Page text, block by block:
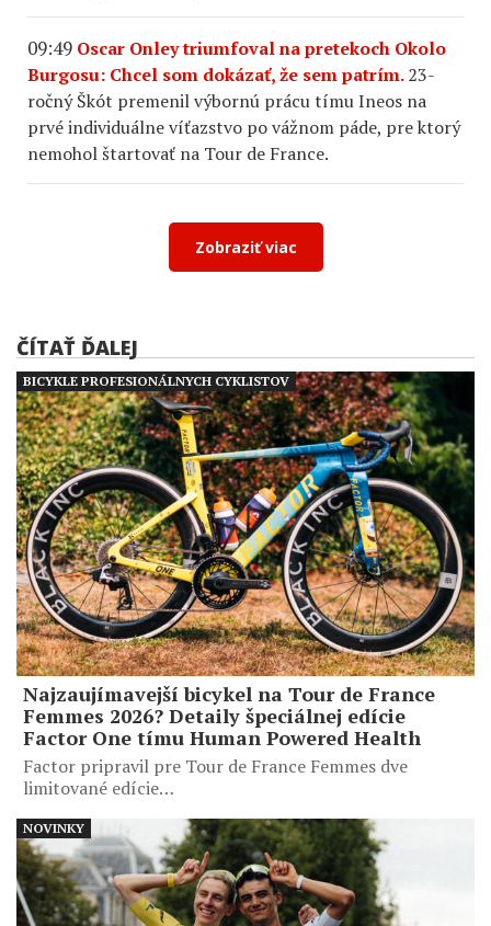
09:49 Oscar Onley triumfoval na pretekoch Okolo
Burgosu: Chcel som dokázať, že sem patrím.23-
ročný Škót premenil výbornú prácu tímu Ineos na
prvé individuálne víťazstvo po vážnom páde, pre ktorý
nemohol štartovať na Tour de France.
Zobraziť viac
ČÍTAŤ ĎALEJ
Najzaujímavejší bicykel na Tour de France
Femmes 2026? Detaily špeciálnej edície
Factor One tímu Human Powered Health
Factor pripravil pre Tour de France Femmes dve
limitované edície…
BICYKLE PROFESIONÁLNYCH CYKLISTOV
NOVINKY